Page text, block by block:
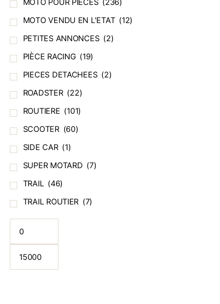
MOTO POUR PIECES (236)
MOTO VENDU EN L'ETAT (12)
PETITES ANNONCES (2)
PIÈCE RACING (19)
PIECES DETACHEES (2)
ROADSTER (22)
ROUTIERE (101)
SCOOTER (60)
SIDE CAR (1)
SUPER MOTARD (7)
TRAIL (46)
TRAIL ROUTIER (7)